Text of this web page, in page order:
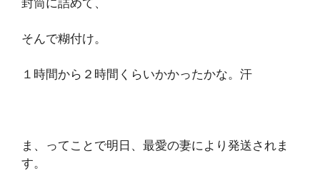
そんで糊付け。
１時間から２時間くらいかかったかな。汗
ま、ってことで明日、最愛の妻により発送されま
す。